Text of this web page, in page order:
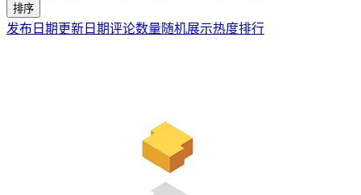
排序
发布日期 更新日期评论数量随机展示热度排行